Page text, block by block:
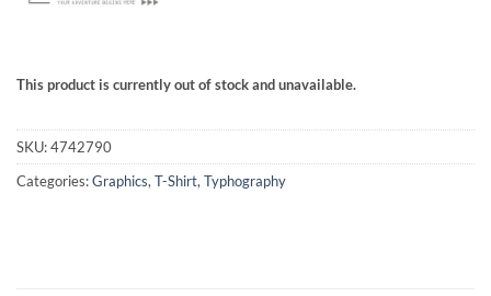
This product is currently out of stock and unavailable.
SKU:4742790
Categories:Graphics,T-Shirt,Typhography